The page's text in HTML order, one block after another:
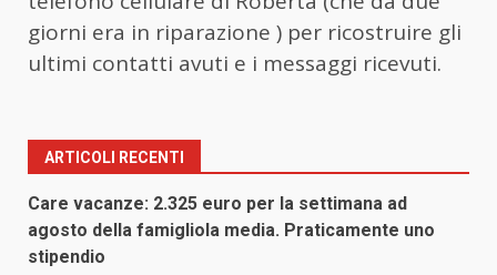
giorni era in riparazione ) per ricostruire gli
ultimi contatti avuti e i messaggi ricevuti.
ARTICOLI RECENTI
Care vacanze: 2.325 euro per la settimana ad
agosto della famigliola media. Praticamente uno
stipendio